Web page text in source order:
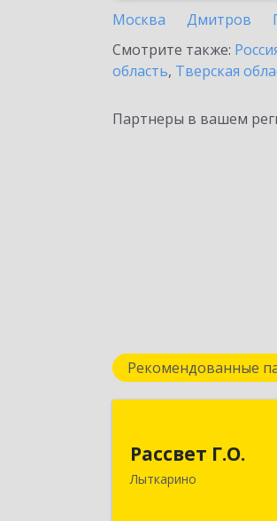
Москва
Дмитров
Смотрите также:
область, Тверская
Партнеры в вашем
Рекомендованные
Рассвет Г.О.
Лыткарино